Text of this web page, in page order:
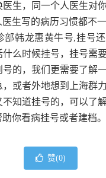
生，同一个人医生对
生写的病历习惯都不一
部韩龙惠黄牛号,挂号
么时候挂号，挂号需
的，我们更需要了解
或者外地想到上海群
知道挂号的，可以了
你看病挂号或者建档。
赞(0)